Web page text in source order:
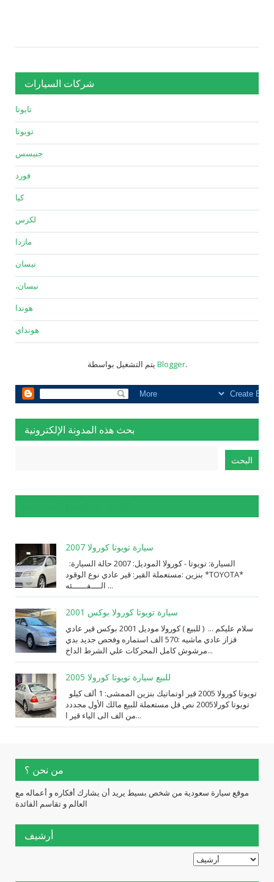
شركات السيارات
تايوتا
تويوتا
جنيسس
فورد
كيا
لكزس
مازدا
نيسان
نيسان،
هوندا
هونداي
Blogger.
بحث هذه المدونة الإلكترونية
سيارة تويوتا كورولا 2007
⁨مستعملة⁩ القير: ⁨قير عادي⁩ نوع الوقود: ⁨بنزين⁩ *TOYOTA*
الــــفــــــئه ...
سيارة تويوتا كورولا بوكس 2001
سلام عليكم ... ( للبيع ) كورولا موديل 2001 بوكس قير عادي
قزاز عادي ماشيه :570 الف استماره وفحص جديد بدي
مرشوش كامل المحركات علي الشرط الداخ...
للبيع سيارة تويوتا كورولا 2005
تويوتا كورلا2005 نص فل مستعملة للبيع مالك الأول مجددد
من الف الى الياء قير ا...
من نحن ؟
موقع سيارة سعودية من شخص بسيط يريد أن يشارك أفكاره و أعماله مع
العالم و تقاسم الفائدة
أرشيف